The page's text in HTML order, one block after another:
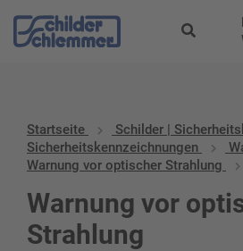
Startseite
Schilder |
Sicherheitskennzeichnungen
Warnung vor optischer Strahlung
Warnung vor
Strahlung